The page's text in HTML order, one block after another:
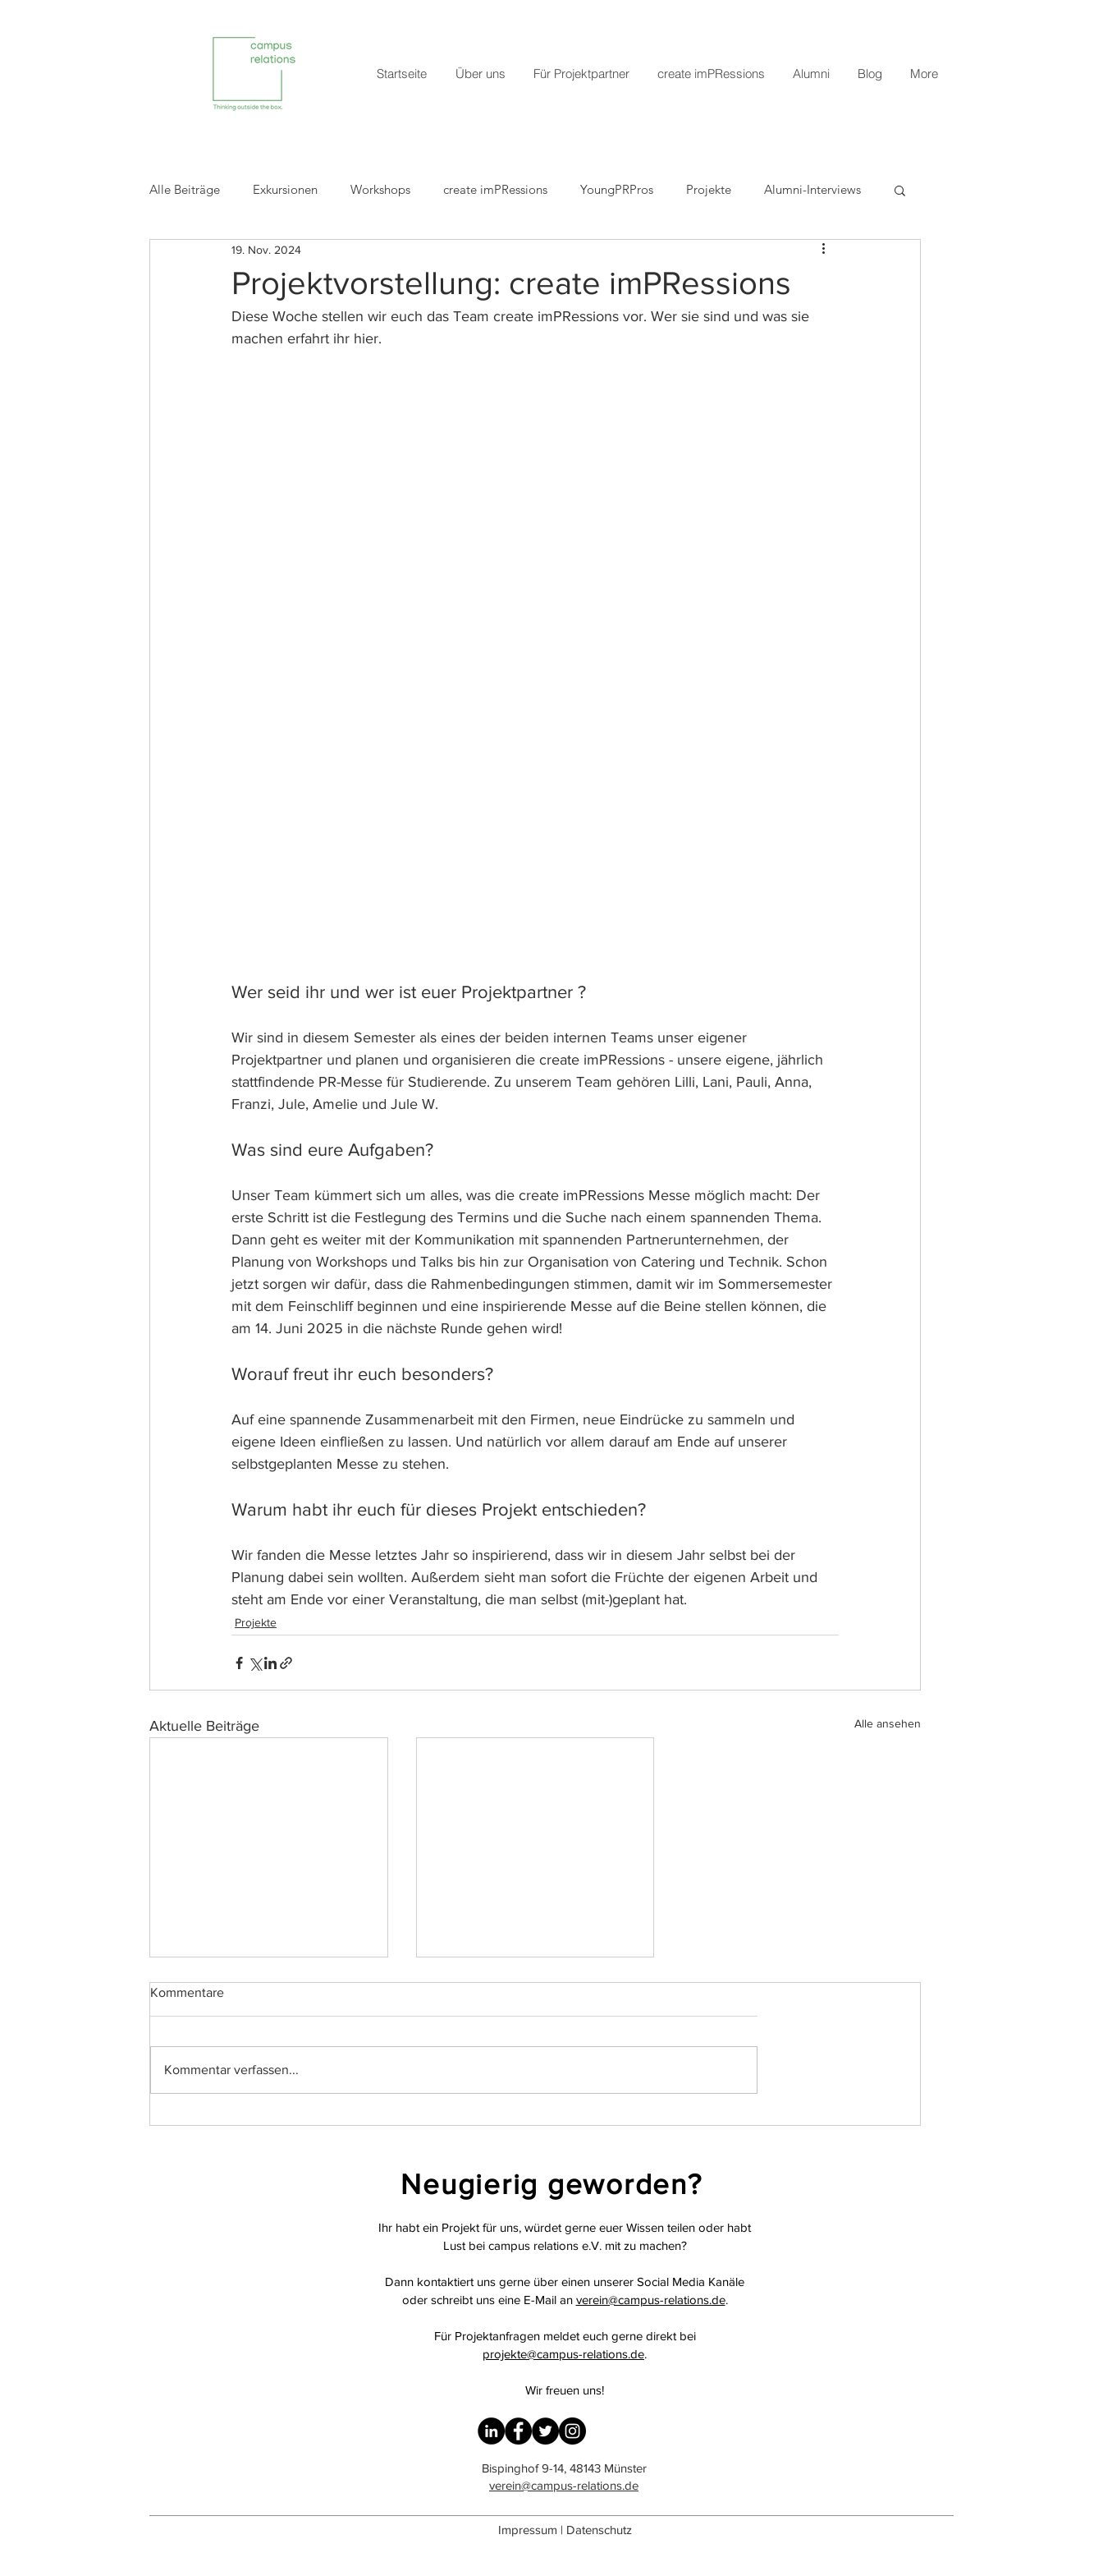
Startseite Über uns Für Projektpartner create imPRessions Alumni Blog More
Alle Beiträge Exkursionen Workshops create imPRessions YoungPRPros Projekte Alumni-Interviews
Reviews ehemaliger Projektpartner
Projektvorstellung: create imPRessions
19. Nov. 2024
Diese Woche stellen wir euch das Team create imPRessions vor. Wer sie sind und was sie
machen erfahrt ihr hier.
Wer seid ihr und wer ist euer Projektpartner ?
Wir sind in diesem Semester als eines der beiden internen Teams unser eigener
Projektpartner und planen und organisieren die create imPRessions - unsere eigene, jährlich
stattfindende PR-Messe für Studierende. Zu unserem Team gehören Lilli, Lani, Pauli, Anna,
Franzi, Jule, Amelie und Jule W.
Was sind eure Aufgaben?
Unser Team kümmert sich um alles, was die create imPRessions Messe möglich macht: Der
erste Schritt ist die Festlegung des Termins und die Suche nach einem spannenden Thema.
Dann geht es weiter mit der Kommunikation mit spannenden Partnerunternehmen, der
Planung von Workshops und Talks bis hin zur Organisation von Catering und Technik. Schon
jetzt sorgen wir dafür, dass die Rahmenbedingungen stimmen, damit wir im Sommersemester
mit dem Feinschliff beginnen und eine inspirierende Messe auf die Beine stellen können, die
am 14. Juni 2025 in die nächste Runde gehen wird!
Worauf freut ihr euch besonders?
Auf eine spannende Zusammenarbeit mit den Firmen, neue Eindrücke zu sammeln und
eigene Ideen einfließen zu lassen. Und natürlich vor allem darauf am Ende auf unserer
selbstgeplanten Messe zu stehen.
Warum habt ihr euch für dieses Projekt entschieden?
Wir fanden die Messe letztes Jahr so inspirierend, dass wir in diesem Jahr selbst bei der
Planung dabei sein wollten. Außerdem sieht man sofort die Früchte der eigenen Arbeit und
steht am Ende vor einer Veranstaltung, die man selbst (mit-)geplant hat.
Projekte
Aktuelle Beiträge Alle ansehen
Kommentare
Kommentar verfassen...
Neugierig geworden?
Ihr habt ein Projekt für uns, würdet gerne euer Wissen teilen oder habt
Lust bei campus relations e.V. mit zu machen?
Dann kontaktiert uns gerne über einen unserer Social Media Kanäle
oder schreibt uns eine E-Mail an verein@campus-relations.de.
Für Projektanfragen meldet euch gerne direkt bei
projekte@campus-relations.de.
Wir freuen uns!
Bispinghof 9-14, 48143 Münster
verein@campus-relations.de
Impressum | Datenschutz